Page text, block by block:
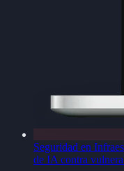
Seguridad en
de IA contra